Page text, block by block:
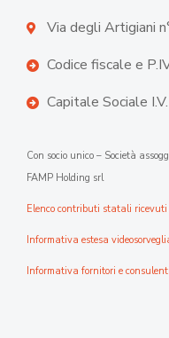
Via degli Artigiani
Codice fiscale e
Capitale Sociale
Con socio unico – Società
FAMP Holding srl
Elenco contributi statali ricevuti
Informativa estesa
Informativa fornitori e consulenti